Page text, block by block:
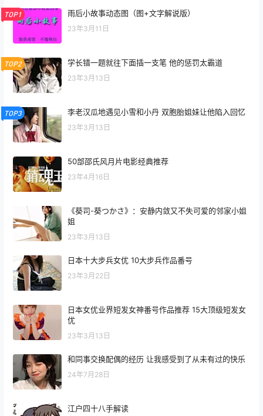
TOP1 雨后小故事动态图（图+文字解说版）
23年3月11日
TOP2 学长错一题就往下面插一支笔 他的惩罚太霸道
23年3月13日
TOP3 李老汉瓜地遇见小雪和小丹 双胞胎姐妹让他陷入回忆
23年3月13日
50部邵氏风月片电影经典推荐
23年4月16日
《葵司-葵つかさ》：安静内敛又不失可爱的邻家小姐
姐
23年3月13日
日本十大步兵女优 10大步兵作品番号
23年3月22日
日本女优业界短发女神番号作品推荐 15大顶级短发女
优
23年3月13日
和同事交换配偶的经历 让我感受到了从未有过的快乐
24年7月28日
江户四十八手解读